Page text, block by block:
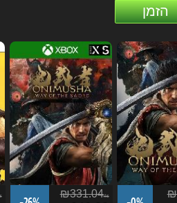
-26%
₪331.04ils
₪246.38
Onimusha: Way of the
Sword - Xbox...
-0%
Onimusha:
Sword